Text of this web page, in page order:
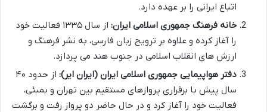
اتباع ایرانی را بر عهده دارد.
خانه فرهنگ جمهوری اسلامی ایران:
از سال ۱۳۳۵ فعالیت خود
را آغاز کرده و علاوه بر ترویج زبان فارسی، به نشر فرهنگ و
ارزش های انقلاب اسلامی در جنوب هند می پردازد.
دفتر هواپیمایی جمهوری اسلامی ایران (ایران ایر):
از حدود ۴۰
سال پیش با برقراری پروازهای مستقیم بین تهران و بمبئی،
فعالیت خود را آغاز کرد و در حال حاضر دو پرواز رفت و برگشت